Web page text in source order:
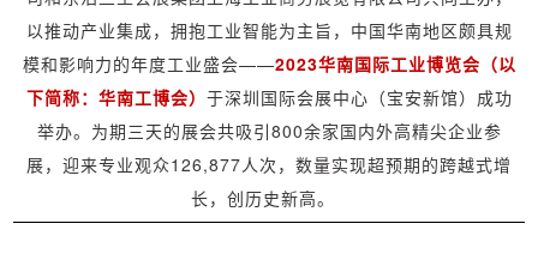
以推动产业集成，拥抱工业智能为主旨，中国华南地区颇具规
模和影响力的年度工业盛会——2023华南国际工业博览会（以
下简称：华南工博会） 于深圳国际会展中心（宝安新馆）成功
举办。为期三天的展会共吸引800余家国内外高精尖企业参
展，迎来专业观众126,877人次，数量实现超预期的跨越式增
长，创历史新高。